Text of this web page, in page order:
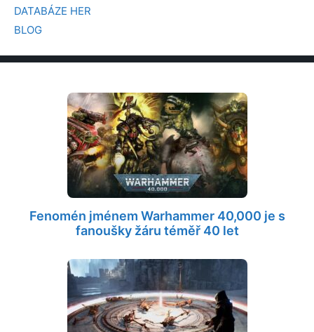
DATABÁZE HER
BLOG
Fenomén jménem Warhammer 40,000 je s
fanoušky žáru téměř 40 let